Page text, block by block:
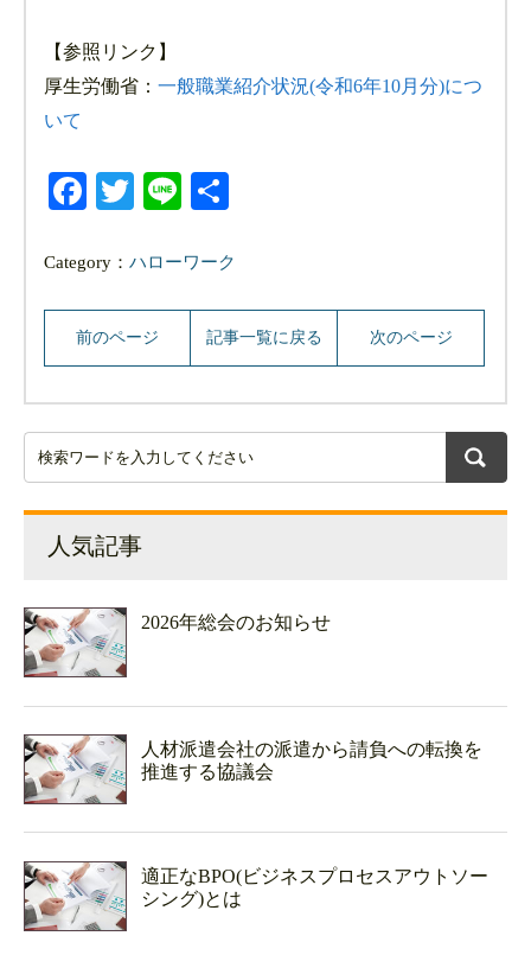
【参照リンク】
厚生労働省：一般職業紹介状況(令和6年10月分)につ
いて
Facebook
Twitter
Line
Category：ハローワーク
前のページ 記事一覧に戻る 次のページ
人気記事
2026年総会のお知らせ
人材派遣会社の派遣から請負への転換を
推進する協議会
適正なBPO(ビジネスプロセスアウトソー
シング)とは